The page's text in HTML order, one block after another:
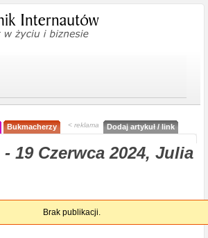
Bukmacherzy < reklama Dodaj artykuł / link
19 Czerwca 2024, Julia
Brak publikacji.